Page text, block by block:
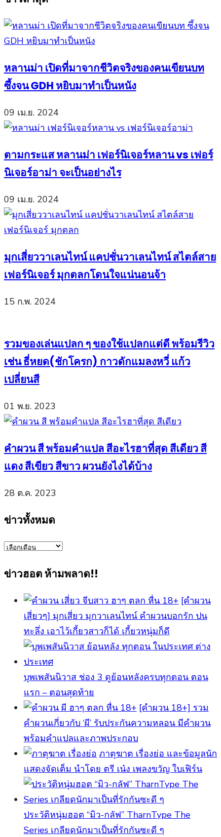
หลานม่า เปิดที่มาจากชีวิตจริงของคนเขียนบท
ซึ้งจน GDH หยิบมาทำเป็นหนัง
09 เม.ย. 2024
ตามกระแส หลานม่า เฟอร์นิเจอร์หลาน vs เฟอร์
นิเจอร์อาม่า จะเป็นอย่างไร
09 เม.ย. 2024
มุกเสี่ยววาเลนไทน์ แคปชั่นวาเลนไทน์ สไตล์สาย
เฟอร์นิเจอร์ มุกตลกโดนใจแน่นอนจ้า
15 ก.พ. 2024
รวมของเล่นแปลก ๆ ของใช้แปลกแต่ดี พร้อมรีวิว
เช่น ธี่หยด(ชักโครก) กาวดักแมลงหวี่ แก้ว
เปลี่ยนสี
01 พ.ย. 2023
คำผวน สี พร้อมคำแปล สีอะไรฮาที่สุด สีเดียว สี
แดง สีเขียว สีขาว ผวนยังไงได้บ้าง
28 ต.ค. 2023
ข่าวทั้งหมด
ข่าว
ข่าวฮอต ห้ามพลาด!!
[คำผวน
เสี่ยวๆ] มุกเสี่ยว มุกวาเลนไทน์ คำผวนบอกรัก ปน
ทะลึ่ง เอาไว้เกี้ยวสาวก็ได้ เกี้ยวหนุ่มก็ดี
บุพเพสันนิวาส ช่อง 3 ดูย้อนหลังครบทุกตอน ตอน
แรก – ตอนสุดท้าย
[คําผวน 18+] รวม
คำผวนเกี่ยวกับ ‘ผี’ รับประกันความหลอน มีคำผวน
พร้อมคำแปลและภาพประกอบ
ภาตุฆาต เรื่องย่อ และข้อมูลนัก
แสดงจัดเต็ม นำโดย ตรี เน๋ง เพลงขวัญ ใบเฟิร์น
ประวัติหนุ่มฮอต “มิว-กลัฟ” TharnType The
Series เกลียดนักมาเป็นที่รักกันซะดี ๆ